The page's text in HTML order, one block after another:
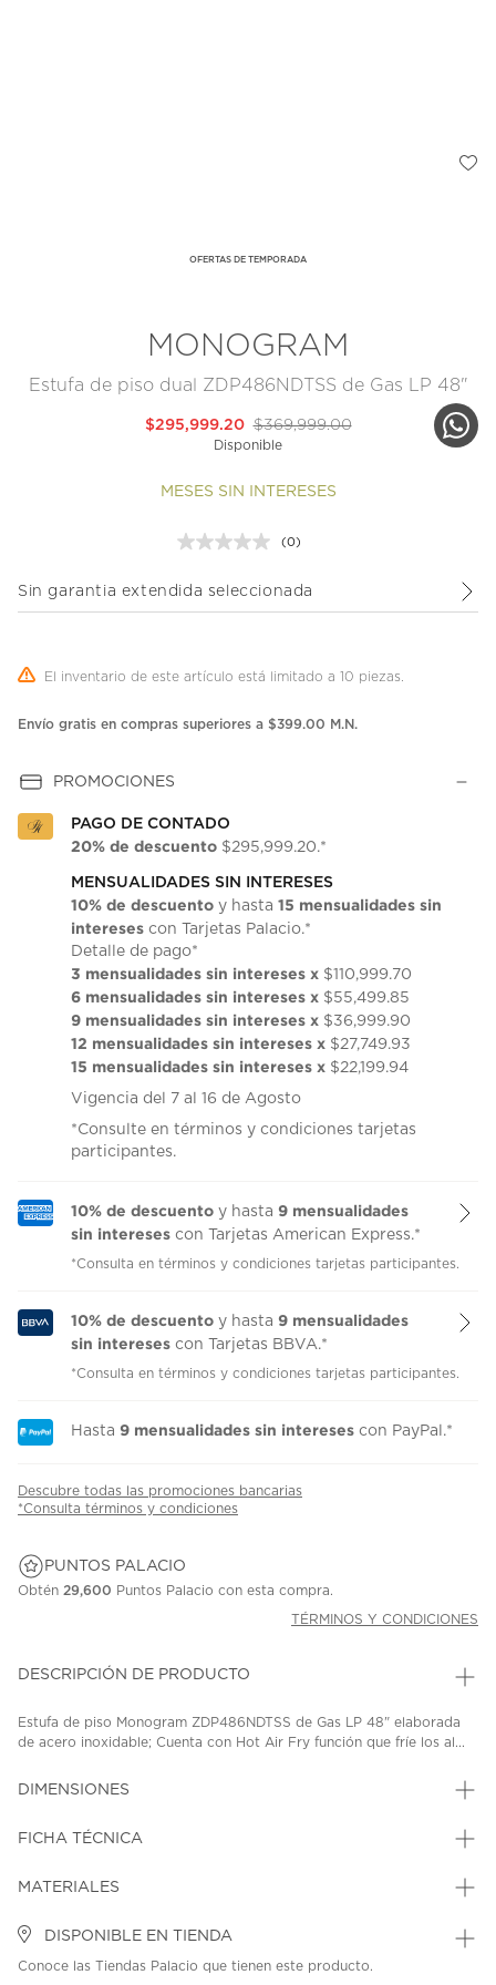
OFERTAS DE TEMPORADA
MONOGRAM
Estufa de piso dual ZDP486NDTSS de Gas LP 48"
$369,999.00
$295,999.20
Disponible
MESES SIN INTERESES
Sin
Enlace
(0)
Sin garantia extendida seleccionada
El inventario de este artículo está limitado a 10 piezas.
Envío gratis en compras superiores a $399.00 M.N.
PROMOCIONES
PAGO DE CONTADO
20% de descuento $295,999.20.*
MENSUALIDADES SIN INTERESES
10% de descuento y hasta 15 mensualidades sin
intereses con Tarjetas Palacio.*
Detalle de pago*
3 mensualidades sin intereses x $110,999.70
6 mensualidades sin intereses x $55,499.85
9 mensualidades sin intereses x $36,999.90
12 mensualidades sin intereses x $27,749.93
15 mensualidades sin intereses x $22,199.94
Vigencia del 7 al 16 de Agosto
*Consulte en términos y condiciones tarjetas
participantes.
10% de descuento y hasta 9 mensualidades
sin intereses con Tarjetas American Express.*
*Consulta en términos y condiciones tarjetas participantes.
10% de descuento y hasta 9 mensualidades
sin intereses con Tarjetas BBVA.*
*Consulta en términos y condiciones tarjetas participantes.
Hasta 9 mensualidades sin intereses con PayPal.*
Descubre todas las promociones bancarias
*Consulta términos y condiciones
PUNTOS PALACIO
Obtén 29,600 Puntos Palacio con esta compra.
TÉRMINOS Y CONDICIONES
DESCRIPCIÓN DE PRODUCTO
Estufa de piso Monogram ZDP486NDTSS de Gas LP 48" elaborada
de acero inoxidable; Cuenta con Hot Air Fry función que fríe los al...
DIMENSIONES
FICHA TÉCNICA
MATERIALES
DISPONIBLE EN TIENDA
Conoce las Tiendas Palacio que tienen este producto.